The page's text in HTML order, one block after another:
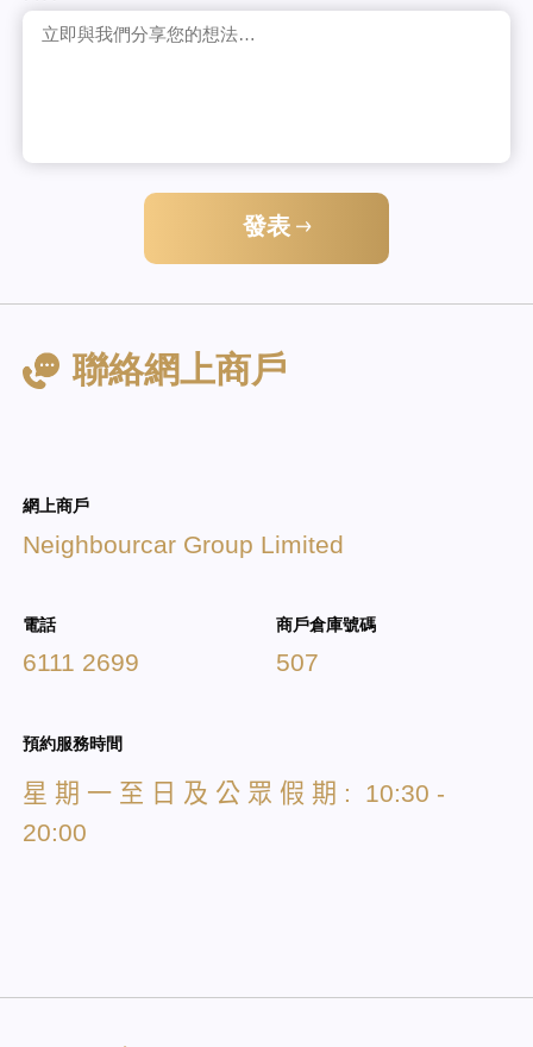
發表
聯絡網上商戶
網上商戶
Neighbourcar Group Limited
電話
6111 2699
商戶倉庫號碼
507
預約服務時間
星 期 一 至 日 及 公 眾 假 期 : 10:30 -
20:00